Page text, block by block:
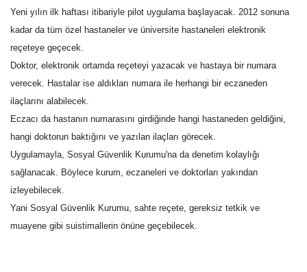
Tekno Bilim
Ekonomi
Siyaset
Galeriler
Yaşam
Künye
Sağlık
Yeni yılın ilk haftası itibariyle pilot uygulama başlayacak. 2012 sonuna
kadar da tüm özel hastaneler ve üniversite hastaneleri elektronik
reçeteye geçecek.
Doktor, elektronik ortamda reçeteyi yazacak ve hastaya bir numara
verecek. Hastalar ise aldıkları numara ile herhangi bir eczaneden
ilaçlarını alabilecek.
Eczacı da hastanın numarasını girdiğinde hangi hastaneden geldiğini,
hangi doktorun baktığını ve yazılan ilaçları görecek.
Uygulamayla, Sosyal Güvenlik Kurumu'na da denetim kolaylığı
sağlanacak. Böylece kurum, eczaneleri ve doktorları yakından
izleyebilecek.
Yani Sosyal Güvenlik Kurumu, sahte reçete, gereksiz tetkik ve
muayene gibi suistimallerin önüne geçebilecek.